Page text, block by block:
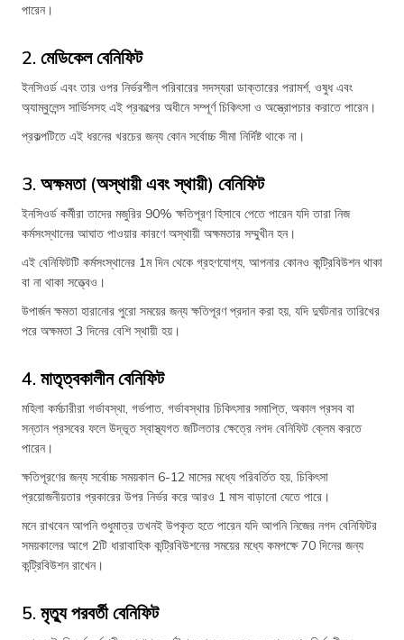
পারেন।
2. মেডিকেল বেনিফিট
ইনসিওর্ড এবং তার ওপর নির্ভরশীল পরিবারের সদস্যরা ডাক্তারের পরামর্শ, ওষুধ এবং
অ্যাম্বুলেন্স সার্ভিসসহ এই প্রকল্পের অধীনে সম্পূর্ণ চিকিৎসা ও অস্ত্রোপচার করাতে পারেন।
প্রকল্পটিতে এই ধরনের খরচের জন্য কোন সর্বোচ্চ সীমা নির্দিষ্ট থাকে না।
3. অক্ষমতা (অস্থায়ী এবং স্থায়ী) বেনিফিট
ইনসিওর্ড কর্মীরা তাদের মজুরির 90% ক্ষতিপূরণ হিসাবে পেতে পারেন যদি তারা নিজ
কর্মসংস্থানের আঘাত পাওয়ার কারণে অস্থায়ী অক্ষমতার সম্মুখীন হন।
এই বেনিফিটটি কর্মসংস্থানের 1ম দিন থেকে গ্রহণযোগ্য, আপনার কোনও কন্ট্রিবিউশন থাকা
বা না থাকা সত্ত্বেও।
উপার্জন ক্ষমতা হারানোর পুরো সময়ের জন্য ক্ষতিপূরণ প্রদান করা হয়, যদি দুর্ঘটনার তারিখের
পরে অক্ষমতা 3 দিনের বেশি স্থায়ী হয়।
4. মাতৃত্বকালীন বেনিফিট
মহিলা কর্মচারীরা গর্ভাবস্থা, গর্ভপাত, গর্ভাবস্থার চিকিৎসার সমাপ্তি, অকাল প্রসব বা
সন্তান প্রসবের ফলে উদ্ভূত স্বাস্থ্যগত জটিলতার ক্ষেত্রে নগদ বেনিফিট ক্লেম করতে
পারেন।
ক্ষতিপূরণের জন্য সর্বোচ্চ সময়কাল 6-12 মাসের মধ্যে পরিবর্তিত হয়, চিকিৎসা
প্রয়োজনীয়তার প্রকারের উপর নির্ভর করে আরও 1 মাস বাড়ানো যেতে পারে।
মনে রাখবেন আপনি শুধুমাত্র তখনই উপকৃত হতে পারেন যদি আপনি নিজের নগদ বেনিফিটর
সময়কালের আগে 2টি ধারাবাহিক কন্ট্রিবিউশনের সময়ের মধ্যে কমপক্ষে 70 দিনের জন্য
কন্ট্রিবিউশন রাখেন।
5. মৃত্যু পরবর্তী বেনিফিট